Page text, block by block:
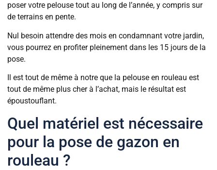
poser votre pelouse tout au long de l’année, y compris sur
de terrains en pente.
Nul besoin attendre des mois en condamnant votre jardin,
vous pourrez en profiter pleinement dans les 15 jours de la
pose.
Il est tout de même à notre que la pelouse en rouleau est
tout de même plus cher à l’achat, mais le résultat est
époustouflant.
Quel matériel est nécessaire
pour la pose de gazon en
rouleau ?